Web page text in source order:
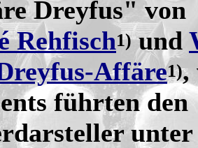
Dreyfus" von
Rehfisch1)und
Affäre1),
führten den
unter